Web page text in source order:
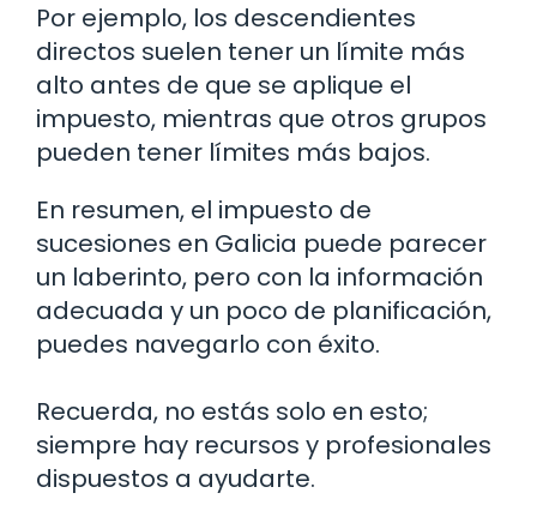
Por ejemplo, los descendientes
directos suelen tener un límite más
alto antes de que se aplique el
impuesto, mientras que otros grupos
pueden tener límites más bajos.
En resumen, el impuesto de
sucesiones en Galicia puede parecer
un laberinto, pero con la información
adecuada y un poco de planificación,
puedes navegarlo con éxito.
Recuerda, no estás solo en esto;
siempre hay recursos y profesionales
dispuestos a ayudarte.